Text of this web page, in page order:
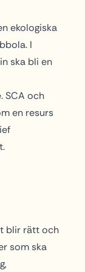
ekologiska
I
ska bli en
SCA och
en resurs
blir rätt och
som ska